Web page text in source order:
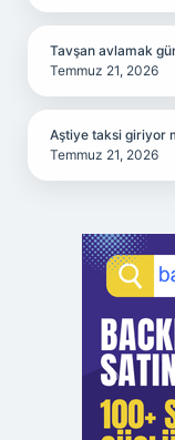
Tavşan avlamak
Temmuz 21, 2026
Aştiye taksi giriyor
Temmuz 21, 2026